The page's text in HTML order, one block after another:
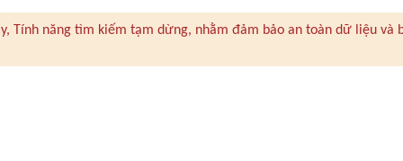
Tính năng tìm kiếm tạm dừng, nhằm đảm bảo an toàn dữ liệu và